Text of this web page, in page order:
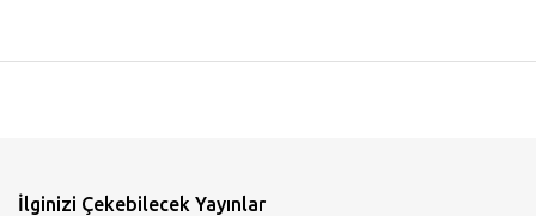
İlginizi Çekebilecek Yayınlar